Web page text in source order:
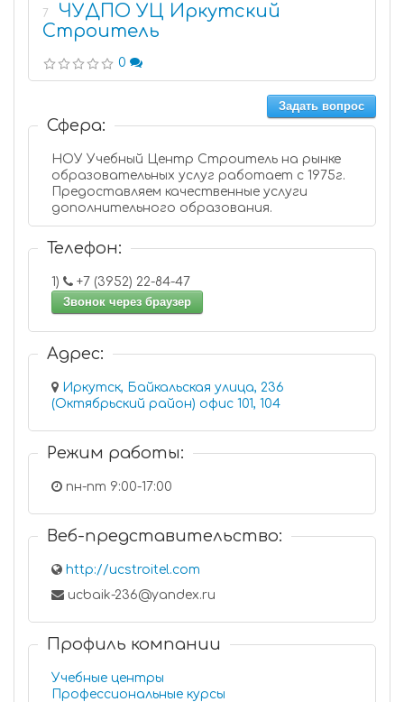
7
ЧУДПО УЦ Иркутский
Строитель
0
Задать вопрос
Сфера:
НОУ Учебный Центр Строитель на рынке
образовательных услуг работает с 1975г.
Предоставляем качественные услуги
дополнительного образования.
Телефон:
1)
+7 (3952) 22-84-47
Звонок через браузер
Адрес:
Иркутск, Байкальская улица, 236
(Октябрьский район) офис 101, 104
Режим работы:
пн-пт 9:00-17:00
Веб-представительство:
http://ucstroitel.com
ucbaik-236@yandex.ru
Профиль компании
Учебные центры
Профессиональные курсы